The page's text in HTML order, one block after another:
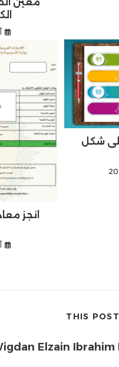
معين
شكل
THIS
Elzain Ibrahim